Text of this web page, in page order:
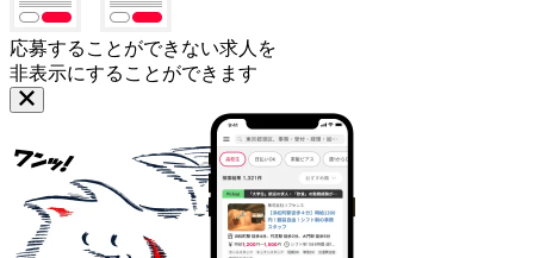
応募することができない求人を
非表示にすることができます